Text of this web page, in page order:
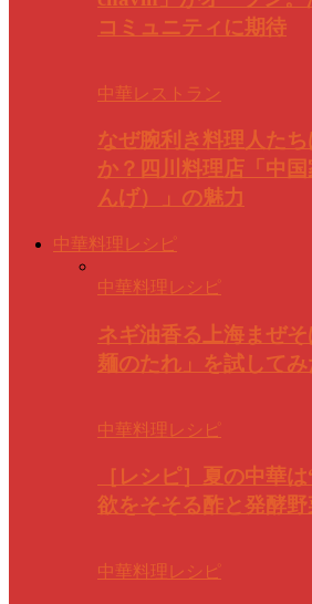
コミュニティに期待
中華レストラン
なぜ腕利き料理人た
か？四川料理店「中
んげ）」の魅力
中華料理レシピ
中華料理レシピ
ネギ油香る上海まぜ
麺のたれ」を試してみ
中華料理レシピ
［レシピ］夏の中華
欲をそそる酢と発酵
中華料理レシピ